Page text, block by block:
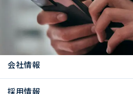
事業内容
お知らせ
会社情報
採用情報